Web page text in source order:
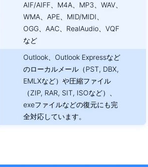
AIF/AIFF、M4A、MP3、WAV、
WMA、APE、MID/MIDI、
OGG、AAC、RealAudio、VQF
など
Outlook、Outlook Expressなど
のローカルメール（PST, DBX,
EMLXなど）や圧縮ファイル
（ZIP, RAR, SIT, ISOなど）、
exeファイルなどの復元にも完
全対応しています。